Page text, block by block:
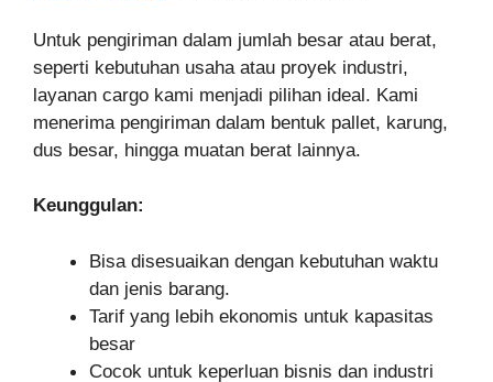
Untuk pengiriman dalam jumlah besar atau berat,
seperti kebutuhan usaha atau proyek industri,
layanan cargo kami menjadi pilihan ideal. Kami
menerima pengiriman dalam bentuk pallet, karung,
dus besar, hingga muatan berat lainnya.
Keunggulan:
Bisa disesuaikan dengan kebutuhan waktu
dan jenis barang.
Tarif yang lebih ekonomis untuk kapasitas
besar
Cocok untuk keperluan bisnis dan industri